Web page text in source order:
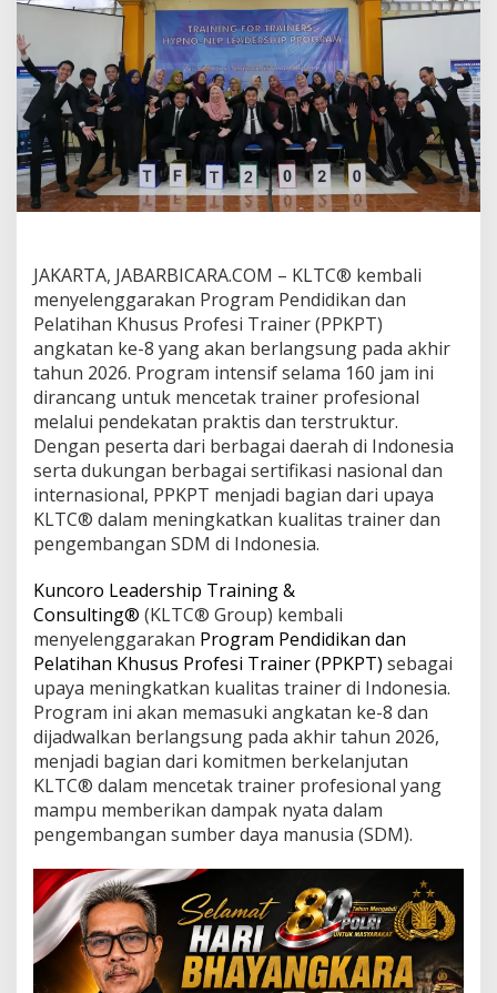
a
r
T
r
a
n
r
d
d
o
n
e
s
i
a
,
K
L
T
C
®
G
l
a
r
P
r
o
r
a
m
P
e
n
d
d
i
k
a
n
d
JAKARTA, JABARBICARA.COM – KLTC® kembali
menyelenggarakan Program Pendidikan dan
Pelatihan Khusus Profesi Trainer (PPKPT)
angkatan ke-8 yang akan berlangsung pada akhir
tahun 2026. Program intensif selama 160 jam ini
dirancang untuk mencetak trainer profesional
melalui pendekatan praktis dan terstruktur.
Dengan peserta dari berbagai daerah di Indonesia
serta dukungan berbagai sertifikasi nasional dan
internasional, PPKPT menjadi bagian dari upaya
KLTC® dalam meningkatkan kualitas trainer dan
pengembangan SDM di Indonesia.
Kuncoro Leadership Training &
Consulting® (KLTC® Group) kembali
menyelenggarakan Program Pendidikan dan
Pelatihan Khusus Profesi Trainer (PPKPT) sebagai
upaya meningkatkan kualitas trainer di Indonesia.
Program ini akan memasuki angkatan ke-8 dan
dijadwalkan berlangsung pada akhir tahun 2026,
menjadi bagian dari komitmen berkelanjutan
KLTC® dalam mencetak trainer profesional yang
mampu memberikan dampak nyata dalam
pengembangan sumber daya manusia (SDM).